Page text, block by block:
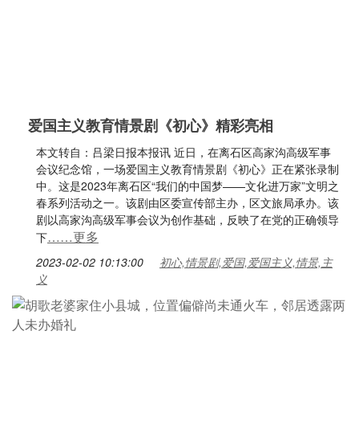
爱国主义教育情景剧《初心》精彩亮相
本文转自：吕梁日报本报讯 近日，在离石区高家沟高级军事
会议纪念馆，一场爱国主义教育情景剧《初心》正在紧张录制
中。这是2023年离石区“我们的中国梦——文化进万家”文明之
春系列活动之一。该剧由区委宣传部主办，区文旅局承办。该
剧以高家沟高级军事会议为创作基础，反映了在党的正确领导
下……更多
2023-02-02 10:13:00
初心,情景剧,爱国,爱国主义,情景,主
义